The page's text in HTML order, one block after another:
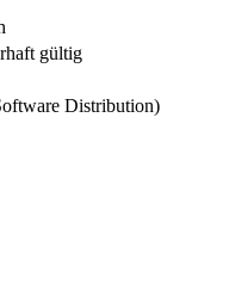
gültig
Distribution)